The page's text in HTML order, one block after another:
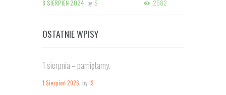
8 SIERPIEŃ 2024 by IS 2582
OSTATNIE WPISY
1 sierpnia – pamiętamy.
1 Sierpień 2026 byIS